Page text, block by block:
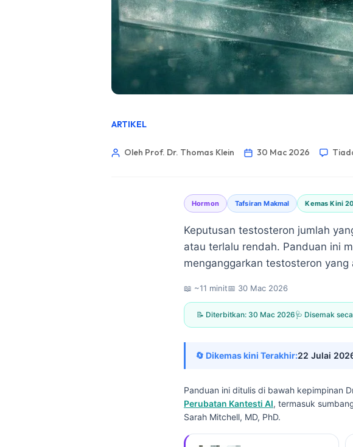
ARTIKEL
Oleh Prof. Dr. Thomas Klein 30 Mac 2026
Hormon Tafsiran Makmal Kemas Kini
Keputusan testosteron jumlah
atau terlalu rendah. Panduan ini
menganggarkan testosteron
📖 ~11 minit📅 30 Mac 2026
📝 Diterbitkan: 30 Mac 2026🩺 Disemak
🔄 Dikemas kini Terakhir:22 Julai
Panduan ini ditulis di bawah kepimpinan
Perubatan Kantesti AI, termasuk
Sarah Mitchell, MD, PhD.